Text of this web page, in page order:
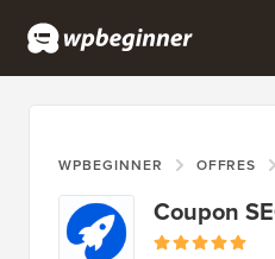
WPBEGINNER OFFRES
Coupon